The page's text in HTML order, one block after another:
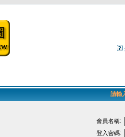
請輸
會員名稱:
登入密碼: